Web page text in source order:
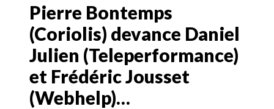
Pierre Bontemps
(Coriolis) devance Daniel
Julien (Teleperformance)
et Frédéric Jousset
(Webhelp)…